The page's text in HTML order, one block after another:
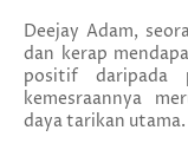
Deejay Adam,
dan kerap
positif daripada
kemesraannya
daya tarikan utama.